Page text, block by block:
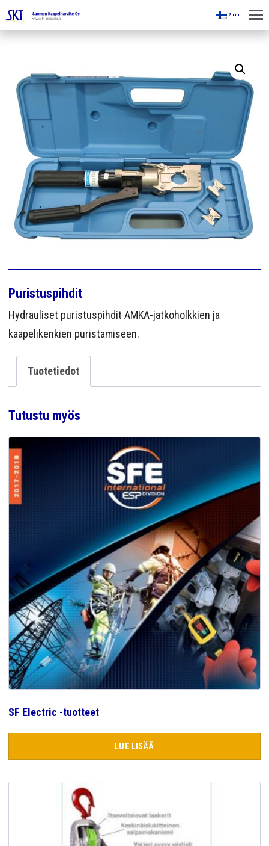
Suomi
KAIVOKSILLE
TUOTTEET
KAAPELINKÄSITTELYLAITTEET
JÄNNITETYÖLINJAVARUSTEET
KAIVOSTEOLLISUUDEN LAITTEET
ESITTEET
YHTEYS
Puristuspihdit
Hydrauliset puristuspihdit AMKA-jatkoholkkien ja
kaapelikenkien puristamiseen.
Tuotetiedot
Tutustu myös
SF Electric -tuotteet
LUE LISÄÄ